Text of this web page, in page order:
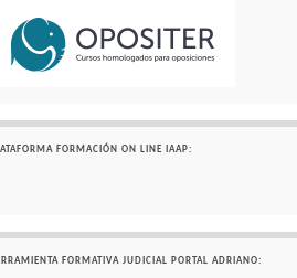
FORMACIÓN ON LINE IAAP:
FORMATIVA JUDICIAL PORTAL ADRIANO: